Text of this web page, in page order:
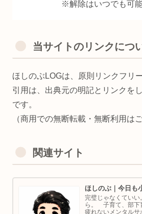
※解除はいつでも可能
当サイトのリンクにつ
ほしのぶLOGは、原則リンクフリー
引用は、出典元の明記とリンクを
です。
（商用での無断転載・無断利用は
関連サイト
ほしのぶ｜今日も
完璧じゃなくてい
ら。 子育て、部下
疲れないメンタルサ